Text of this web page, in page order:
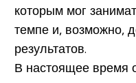
которым мог
темпе и, возможно,
результатов.
В настоящее время